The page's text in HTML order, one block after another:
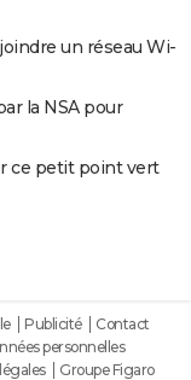
un réseau Wi-
la NSA pour
ce petit point vert
Publicité
Contact
personnelles
Groupe Figaro